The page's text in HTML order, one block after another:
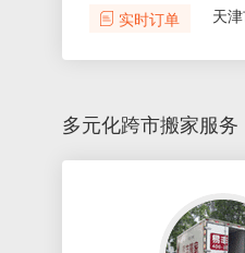
实时订单
北
天
多元化跨市搬家服务